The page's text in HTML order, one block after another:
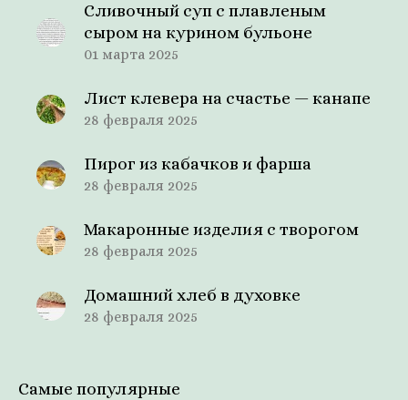
Сливочный суп с плавленым
сыром на курином бульоне
01 марта 2025
Лист клевера на счастье — канапе
28 февраля 2025
Пирог из кабачков и фарша
28 февраля 2025
Макаронные изделия с творогом
28 февраля 2025
Домашний хлеб в духовке
28 февраля 2025
Самые популярные